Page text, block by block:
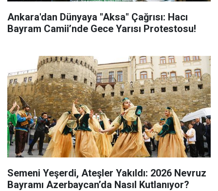
Ankara'dan Dünyaya "Aksa" Çağrısı: Hacı
Bayram Camii’nde Gece Yarısı Protestosu!
Semeni Yeşerdi, Ateşler Yakıldı: 2026 Nevruz
Bayramı Azerbaycan’da Nasıl Kutlanıyor?